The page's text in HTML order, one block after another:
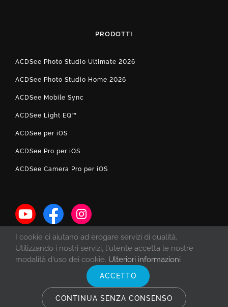
PRODOTTI
ACDSee Photo Studio Ultimate 2026
ACDSee Photo Studio Home 2026
ACDSee Mobile Sync
ACDSee Light EQ™
ACDSee per iOS
ACDSee Pro per iOS
ACDSee Camera Pro per iOS
2026 ACD Systems International Inc. | Tutti i diritti
riservati. | Protetto dalle leggi sul diritto d'autore degli Stati Uniti e del
Canada e dai trattati internazionali.
I cookie ci aiutano ad erogare servizi di qualità.
Utilizzando i nostri servizi, l'utente accetta le nostre
modalità d'uso dei cookie. Ulteriori informazioni
ACCETTO
CONTINUA SENZA CONSENSO